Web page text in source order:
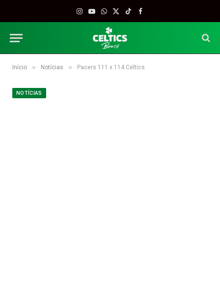
Instagram
YouTube
WhatsApp
X
TikTokFacebook
Início » Notícias » Pacers 111 x 114 Celtics
NOTÍCIAS